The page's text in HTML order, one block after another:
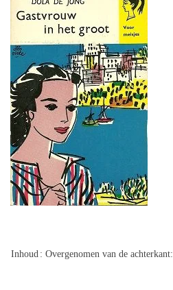
Inhoud : Overgenomen van de achterkant: